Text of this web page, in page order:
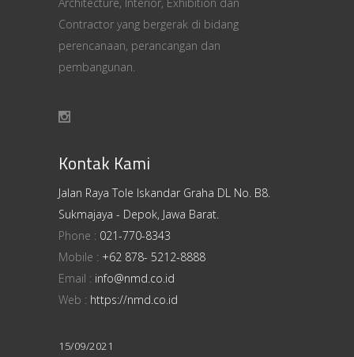
Contractor yang bergerak di bidang
perencanaan, perancangan dan
pembangunan.
Kontak Kami
Jalan Raya Tole Iskandar Graha DL No. B8.
Sukmajaya - Depok, Jawa Barat.
Phone : 021-770-8343
Mobile : +62 878- 5212-8888
Email : info@nmd.co.id
Web : https://nmd.co.id
15/09/2021